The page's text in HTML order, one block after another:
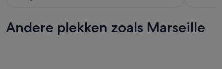
Andere plekken zoals Marseille